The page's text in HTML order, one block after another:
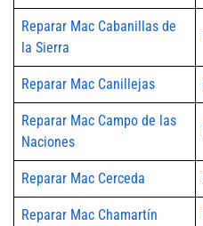
Reparar Mac Cabanillas de
la Sierra
Reparar Mac Canillejas
Reparar Mac Campo de las
Naciones
Reparar Mac Cerceda
Reparar Mac Chamartín